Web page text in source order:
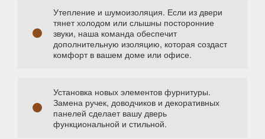
Утепление и шумоизоляция. Если из двери
тянет холодом или слышны посторонние
звуки, наша команда обеспечит
дополнительную изоляцию, которая создаст
комфорт в вашем доме или офисе.
Установка новых элементов фурнитуры.
Замена ручек, доводчиков и декоративных
панелей сделает вашу дверь
функциональной и стильной.